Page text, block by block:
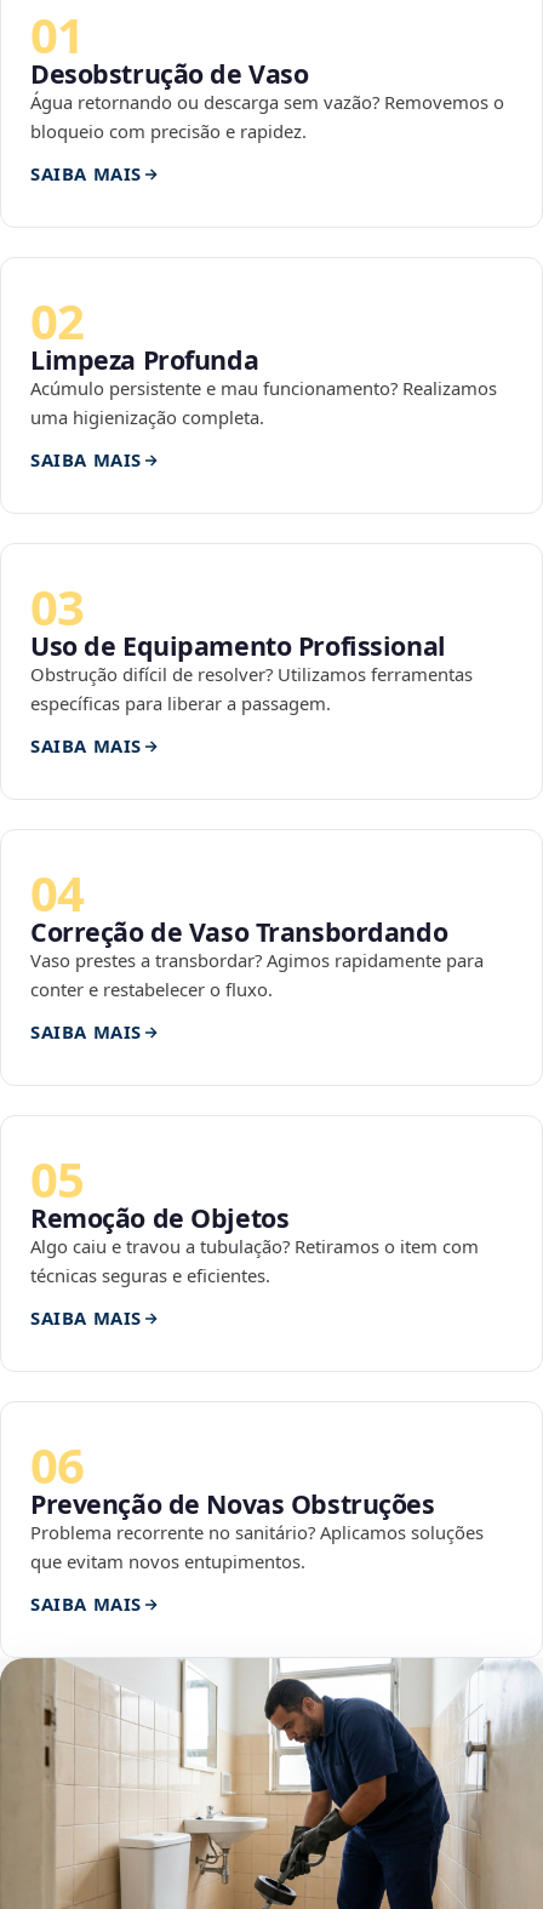
01
Desobstrução de Vaso
Água retornando ou descarga sem vazão? Removemos o
bloqueio com precisão e rapidez.
SAIBA MAIS
02
Limpeza Profunda
Acúmulo persistente e mau funcionamento? Realizamos
uma higienização completa.
SAIBA MAIS
03
Uso de Equipamento Profissional
Obstrução difícil de resolver? Utilizamos ferramentas
específicas para liberar a passagem.
SAIBA MAIS
04
Correção de Vaso Transbordando
Vaso prestes a transbordar? Agimos rapidamente para
conter e restabelecer o fluxo.
SAIBA MAIS
05
Remoção de Objetos
Algo caiu e travou a tubulação? Retiramos o item com
técnicas seguras e eficientes.
SAIBA MAIS
06
Prevenção de Novas Obstruções
Problema recorrente no sanitário? Aplicamos soluções
que evitam novos entupimentos.
SAIBA MAIS